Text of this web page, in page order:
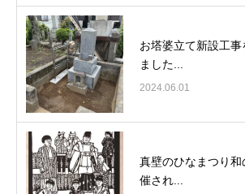
お塔婆立て新設工事
ました...
2024.06.01
真壁のひなまつり和
催され...